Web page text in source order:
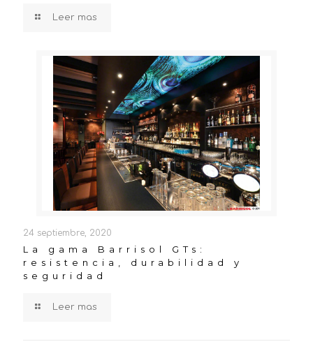
Leer mas
24 septiembre, 2020
La gama Barrisol GTs:
resistencia, durabilidad y
seguridad
Leer mas